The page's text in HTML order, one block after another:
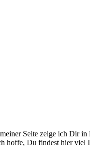
Seite zeige ich Dir
hoffe, Du findest hier